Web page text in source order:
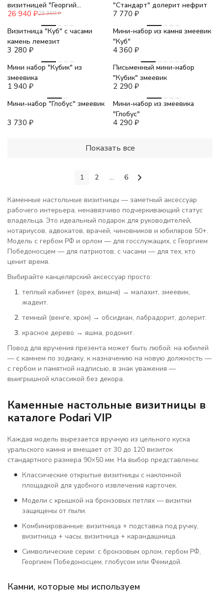
визитницей "Георгий
Победоносец" змеевик
26 940 ₽29 960 ₽
"Стандарт" долерит нефрит
7 770 ₽
Визитница "Куб" с часами
камень лемезит
3 280 ₽
Мини-набор из камня змеевик
"Куб"
4 360 ₽
Мини набор "Кубик" из
змеевика
1 940 ₽
Письменный мини-набор
"Кубик" змеевик
2 290 ₽
Мини-набор "Глобус" змеевик
3 730 ₽
Мини-набор из змеевика
"Глобус"
4 290 ₽
Показать все
1 2 ... 6
Каменные настольные визитницы — заметный аксессуар
рабочего интерьера, ненавязчиво подчеркивающий статус
владельца. Это идеальный подарок для руководителей,
нотариусов, адвокатов, врачей, чиновников и юбиляров 50+.
Модель с гербом РФ и орлом — для госслужащих, с Георгием
Победоносцем — для патриотов, с часами — для тех, кто
ценит время.
Выбирайте канцелярский аксессуар просто:
теплый кабинет (орех, вишня) → малахит, змеевик,
жадеит.
темный (венге, хром) → обсидиан, лабрадорит, долерит.
красное дерево → яшма, родонит.
Повод для вручения презента может быть любой: на юбилей
— с камнем по зодиаку, к назначению на новую должность —
с гербом и памятной надписью, в знак уважения —
выигрышной классикой без декора.
Каменные настольные визитницы в
каталоге Podari VIP
Каждая модель вырезается вручную из цельного куска
уральского камня и вмещает от 30 до 120 визиток
стандартного размера 90×50 мм. На выбор представлены:
Классические открытые визитницы с наклонной
площадкой для удобного извлечения карточек.
Модели с крышкой на бронзовых петлях — визитки
защищены от пыли.
Комбинированные: визитница + подставка под ручку,
визитница + часы, визитница + карандашница.
Символические серии: с бронзовым орлом, гербом РФ,
Георгием Победоносцем, глобусом или Фемидой.
Камни, которые мы используем